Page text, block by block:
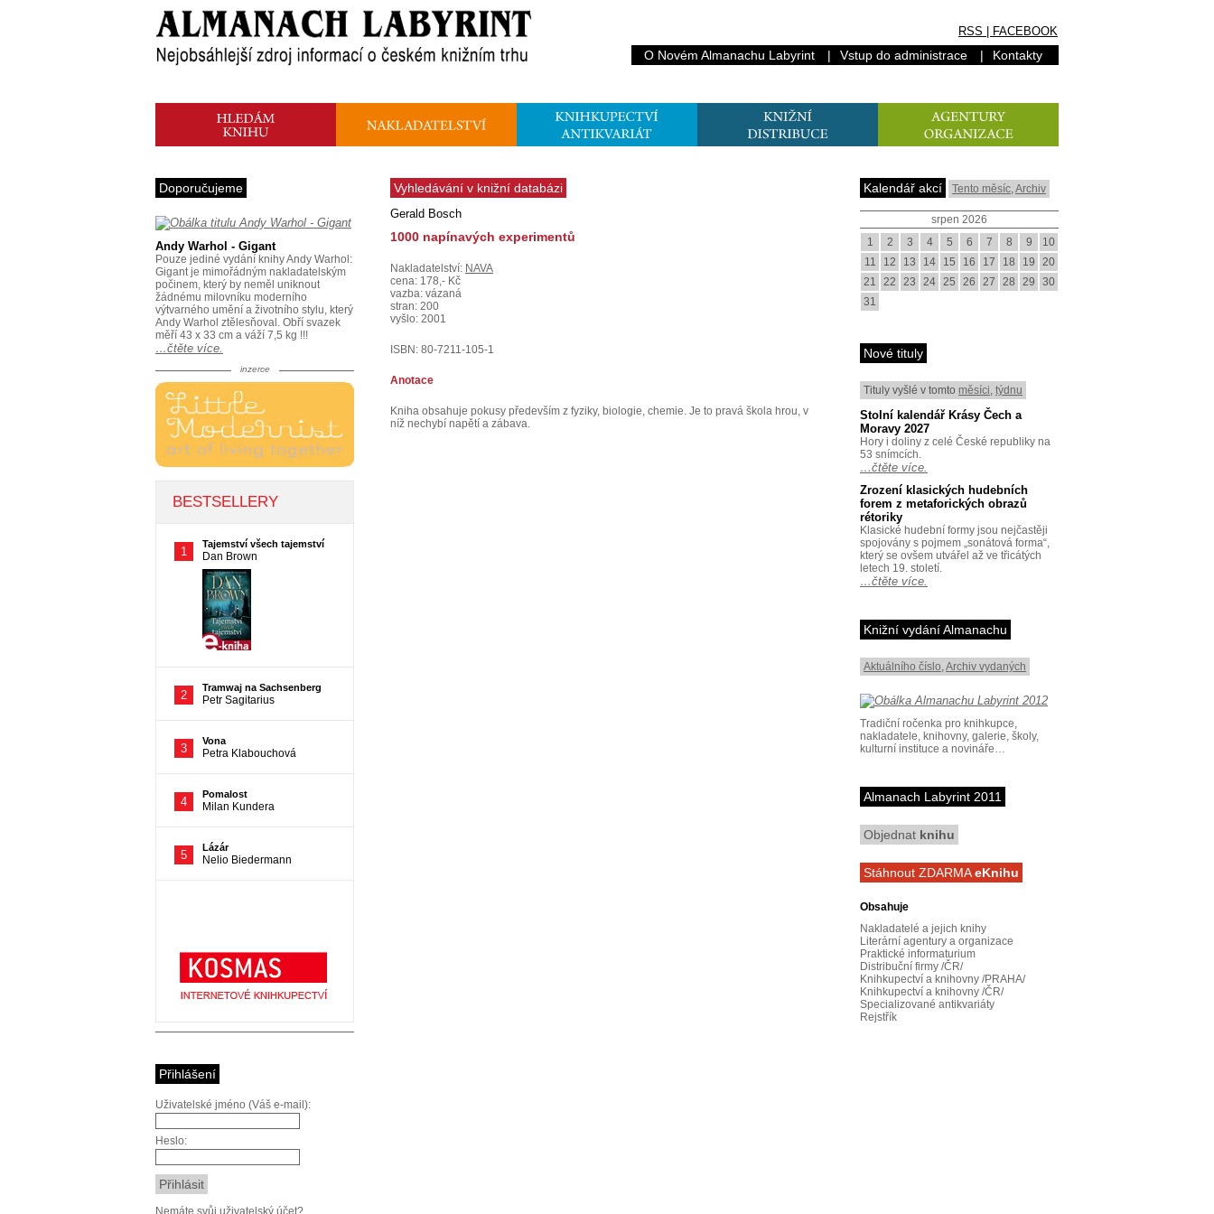
RSS FACEBOOK
O Novém Almanachu Labyrint | Vstup do administrace | Kontakty
Vyhledávání v knižní databázi
Gerald Bosch
1000 napínavých experimentů
Nakladatelství: NAVA
cena: 178,- Kč
vazba: vázaná
stran: 200
vyšlo: 2001
ISBN: 80-7211-105-1
Anotace
Kniha obsahuje pokusy především z fyziky, biologie, chemie. Je to pravá škola hrou, v
níž nechybí napětí a zábava.
Doporučujeme
Andy Warhol - Gigant
Pouze jediné vydání knihy Andy Warhol:
Gigant je mimořádným nakladatelským
počinem, který by neměl uniknout
žádnému milovníku moderního
výtvarného umění a životního stylu, který
Andy Warhol ztělesňoval. Obří svazek
měří 43 x 33 cm a váží 7,5 kg !!!
…čtěte více.
inzerce
Přihlášení
Uživatelské jméno (Váš e-mail):
Heslo:
Nemáte svůj uživatelský účet?
Kalendář akcí Tento měsíc,Archiv
srpen 2026
1
2 3 4 5 6 7 8 9
10
11
12 13 14 15 16 17 18 19
20
21
22 23 24 25 26 27 28 29
30
31
Nové tituly
Tituly vyšlé v tomto měsíci, týdnu
Stolní kalendář Krásy Čech a
Moravy 2027
Hory i doliny z celé České republiky na
53 snímcích.
…čtěte více.
Zrození klasických hudebních
forem z metaforických obrazů
rétoriky
Klasické hudební formy jsou nejčastěji
spojovány s pojmem „sonátová forma“,
který se ovšem utvářel až ve třicátých
letech 19. století.
…čtěte více.
Knižní vydání Almanachu
Aktuálního číslo,Archiv vydaných
Tradiční ročenka pro knihkupce,
nakladatele, knihovny, galerie, školy,
kulturní instituce a novináře…
Almanach Labyrint 2011
Objednat knihu
Stáhnout ZDARMAeKnihu
Obsahuje
Nakladatelé a jejich knihy
Literární agentury a organizace
Praktické informaturium
Distribuční firmy /ČR/
Knihkupectví a knihovny /PRAHA/
Knihkupectví a knihovny /ČR/
Specializované antikvariáty
Rejstřík